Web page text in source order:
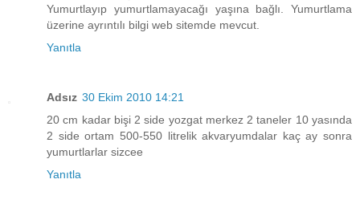
Yumurtlayıp yumurtlamayacağı yaşına bağlı. Yumurtlama
üzerine ayrıntılı bilgi web sitemde mevcut.
Yanıtla
Adsız 30 Ekim 2010 14:21
20 cm kadar bişi 2 side yozgat merkez 2 taneler 10 yasında
2 side ortam 500-550 litrelik akvaryumdalar kaç ay sonra
yumurtlarlar sizcee
Yanıtla